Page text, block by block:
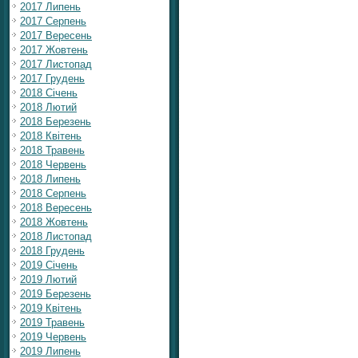
2017 Липень
2017 Серпень
2017 Вересень
2017 Жовтень
2017 Листопад
2017 Грудень
2018 Січень
2018 Лютий
2018 Березень
2018 Квітень
2018 Травень
2018 Червень
2018 Липень
2018 Серпень
2018 Вересень
2018 Жовтень
2018 Листопад
2018 Грудень
2019 Січень
2019 Лютий
2019 Березень
2019 Квітень
2019 Травень
2019 Червень
2019 Липень